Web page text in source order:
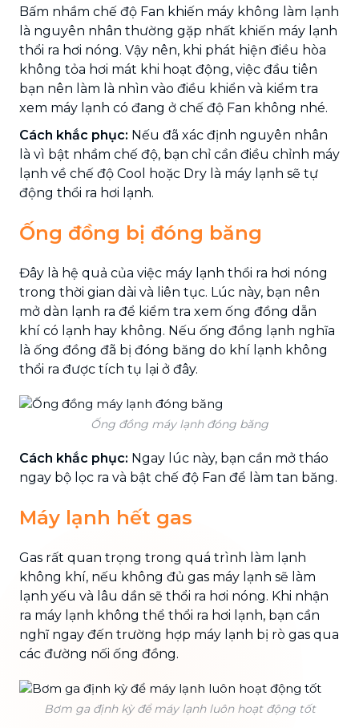
Bấm nhầm chế độ Fan khiến máy không làm lạnh
là nguyên nhân thường gặp nhất khiến máy lạnh
thổi ra hơi nóng. Vậy nên, khi phát hiện điều hòa
không tỏa hơi mát khi hoạt động, việc đầu tiên
bạn nên làm là nhìn vào điều khiển và kiểm tra
xem máy lạnh có đang ở chế độ Fan không nhé.
Cách khắc phục: Nếu đã xác định nguyên nhân
là vì bật nhầm chế độ, bạn chỉ cần điều chỉnh máy
lạnh về chế độ Cool hoặc Dry là máy lạnh sẽ tự
động thổi ra hơi lạnh.
Ống đồng bị đóng băng
Đây là hệ quả của việc máy lạnh thổi ra hơi nóng
trong thời gian dài và liên tục. Lúc này, bạn nên
mở dàn lạnh ra để kiểm tra xem ống đồng dẫn
khí có lạnh hay không. Nếu ống đồng lạnh nghĩa
là ống đồng đã bị đóng băng do khí lạnh không
thổi ra được tích tụ lại ở đây.
Ống đồng máy lạnh đóng băng
Cách khắc phục: Ngay lúc này, bạn cần mở tháo
ngay bộ lọc ra và bật chế độ Fan để làm tan băng.
Máy lạnh hết gas
Gas rất quan trọng trong quá trình làm lạnh
không khí, nếu không đủ gas máy lạnh sẽ làm
lạnh yếu và lâu dần sẽ thổi ra hơi nóng. Khi nhận
ra máy lạnh không thể thổi ra hơi lạnh, bạn cần
nghĩ ngay đến trường hợp máy lạnh bị rò gas qua
các đường nối ống đồng.
Bơm ga định kỳ để máy lạnh luôn hoạt động tốt